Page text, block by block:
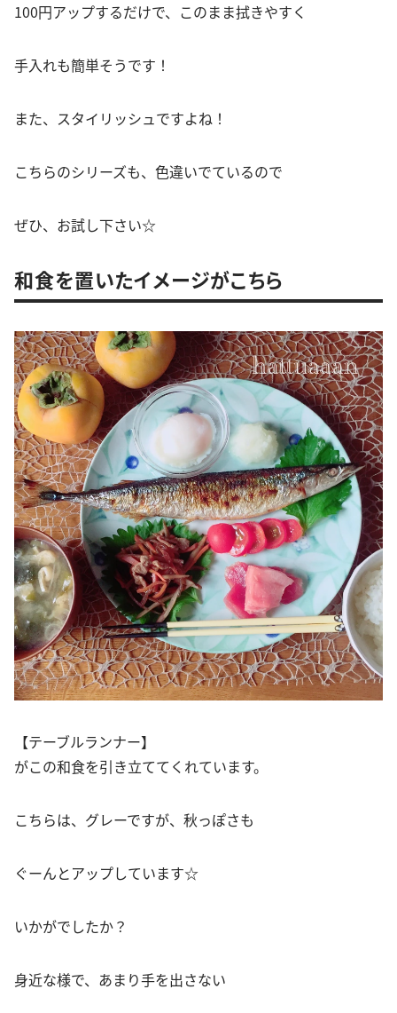
100円アップするだけで、このまま拭きやすく
手入れも簡単そうです！
また、スタイリッシュですよね！
こちらのシリーズも、色違いでているので
ぜひ、お試し下さい☆
和食を置いたイメージがこちら
【テーブルランナー】
がこの和食を引き立ててくれています。
こちらは、グレーですが、秋っぽさも
ぐーんとアップしています☆
いかがでしたか？
身近な様で、あまり手を出さない